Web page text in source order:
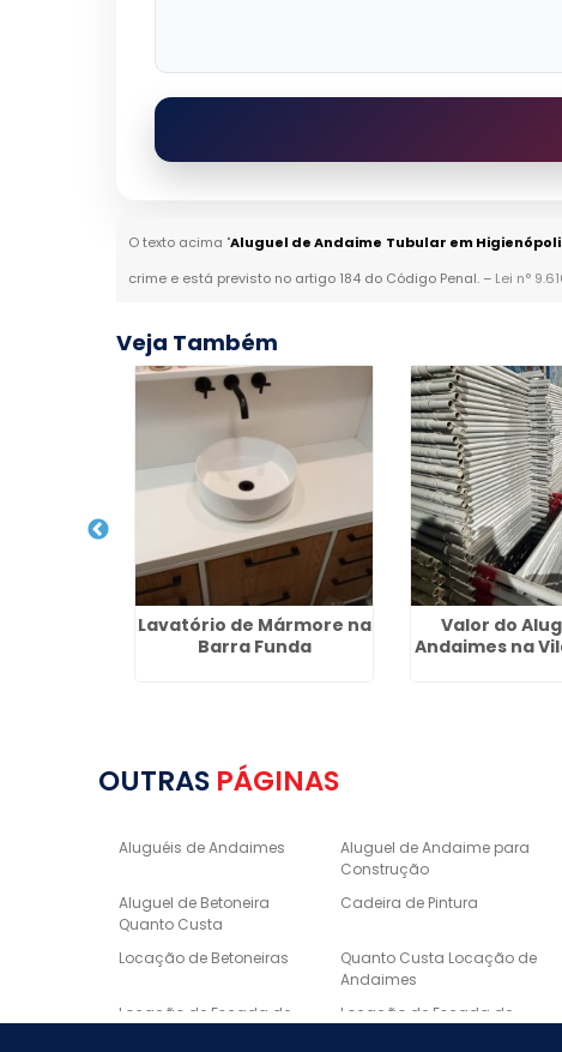
O texto acima "Aluguel de Andaime Tubular em
crime e está previsto no artigo 184 do Código Penal. – Lei n°
Veja Também
Lavatório de Mármore na
Barra Funda
Valor do
Andaimes na
OUTRAS PÁGINAS
Aluguéis de Andaimes
Aluguel de Andaime para
Construção
Aluguel de Betoneira
Quanto Custa
Cadeira de Pintura
Locação de Betoneiras
Quanto Custa Locação de
Andaimes
Locação de Escada de
Locação de Escada de